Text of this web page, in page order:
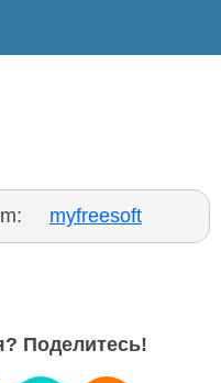
myfreesoft
Поделитесь!